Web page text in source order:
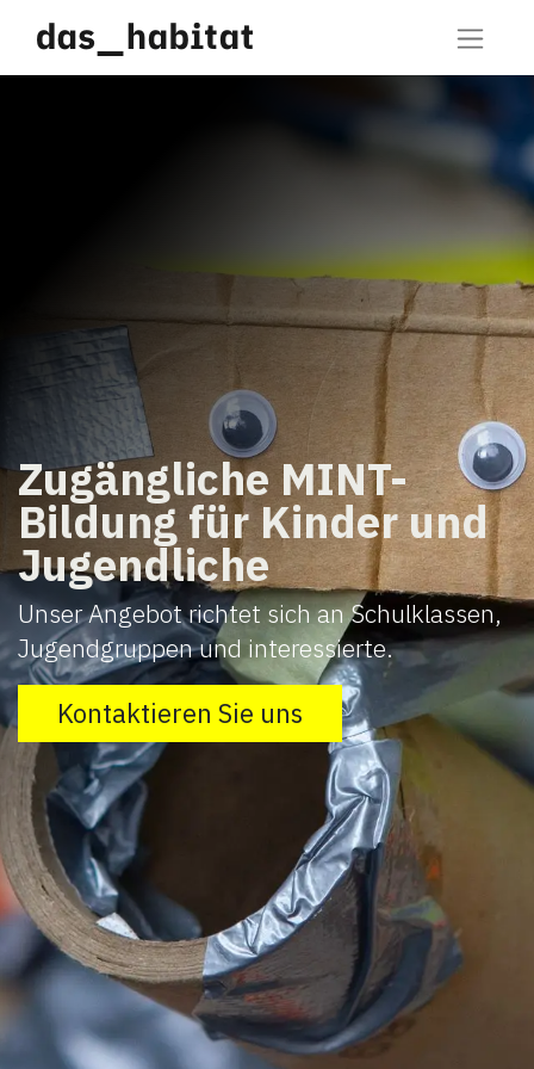
Zugängliche MINT-
Bildung für Kinder und
Jugendliche
Unser Angebot richtet sich an Schulklassen,
Jugendgruppen und interessierte.
Kontaktieren Sie uns